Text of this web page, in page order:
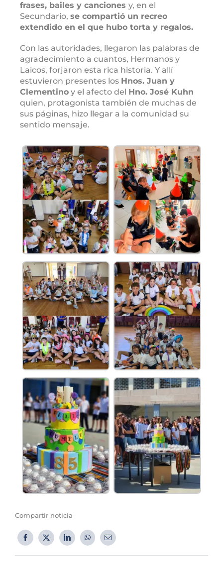
frases, bailes y canciones y, en el
Secundario, se compartió un recreo
extendido en el que hubo torta y regalos.
Con las autoridades, llegaron las palabras de
agradecimiento a cuantos, Hermanos y
Laicos, forjaron esta rica historia. Y allí
estuvieron presentes los Hnos. Juan y
Clementino y el afecto del Hno. José Kuhn
quien, protagonista también de muchas de
sus páginas, hizo llegar a la comunidad su
sentido mensaje.
Compartir noticia